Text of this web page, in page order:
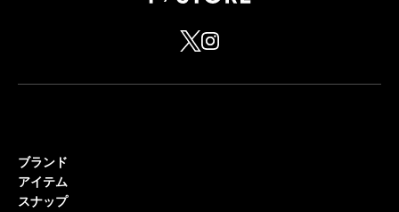
ブランド
アイテム
スナップ